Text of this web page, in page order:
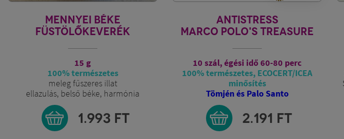
ANTISTRESS
MARCO POLO'S TREASURE
10 szál, égési idő 60-80 perc
100% természetes, ECOCERT/ICEA
minősítés
Tömjén és Palo Santo
balzsamos, meleg, fűszeres illat
2.191 FT
RÓZSA - SZERETET
INDIA VILÁGA
18 szál, égési idő kb. 35 perc
100% természetes, ICEA minősített
Szeretet, szerelem, érzékiség, szívnyitó
édes, virágos, gyümölcsös illat
2.191 FT